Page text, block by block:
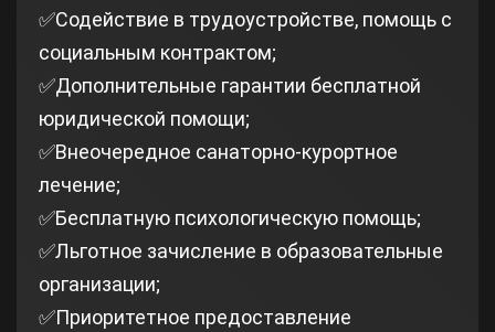
✅Содействие в трудоустройстве, помощь с
социальным контрактом;
✅Дополнительные гарантии бесплатной
юридической помощи;
✅Внеочередное санаторно-курортное
лечение;
✅Бесплатную психологическую помощь;
✅Льготное зачисление в образовательные
организации;
✅Приоритетное предоставление